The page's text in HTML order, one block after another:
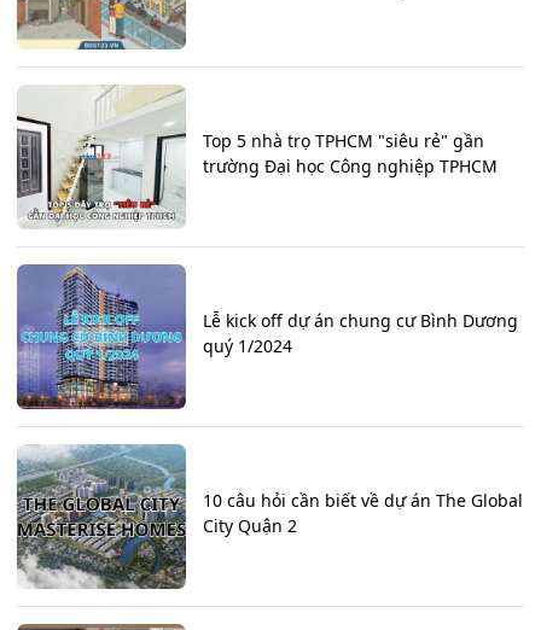
Top 5 nhà trọ TPHCM "siêu rẻ" gần
trường Đại học Công nghiệp TPHCM
Lễ kick off dự án chung cư Bình Dương
quý 1/2024
10 câu hỏi cần biết về dự án The Global
City Quận 2